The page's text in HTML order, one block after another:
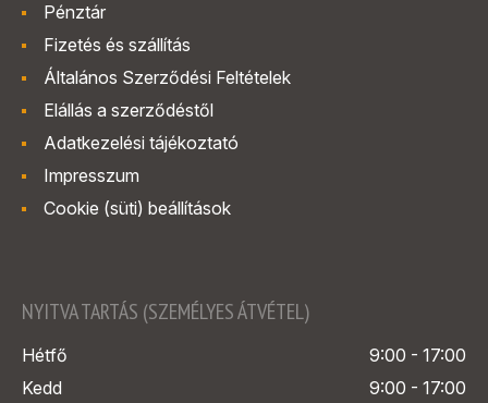
Pénztár
Fizetés és szállítás
Általános Szerződési Feltételek
Elállás a szerződéstől
Adatkezelési tájékoztató
Impresszum
Cookie (süti) beállítások
NYITVA TARTÁS (SZEMÉLYES ÁTVÉTEL)
Hétfő
9:00 - 17:00
Kedd
9:00 - 17:00